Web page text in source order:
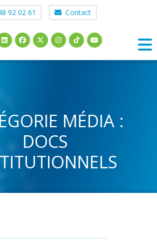
92 02 61 Contact
MÉDIA :
DOCS